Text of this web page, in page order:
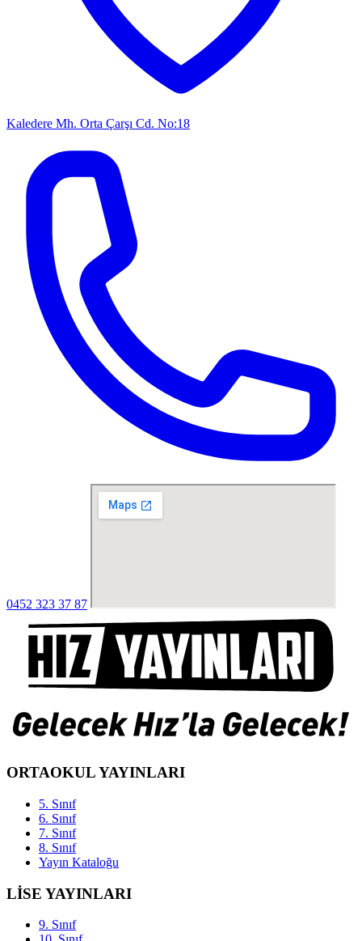
Kaledere Mh. Orta Çarşı Cd. No:18
0452 323 37 87
ORTAOKUL YAYINLARI
5. Sınıf
6. Sınıf
7. Sınıf
8. Sınıf
Yayın Kataloğu
LİSE YAYINLARI
9. Sınıf